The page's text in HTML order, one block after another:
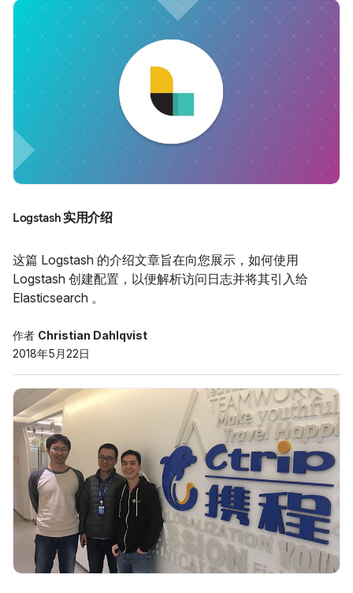
Logstash 实用介绍
这篇 Logstash 的介绍文章旨在向您展示，如何使用
Logstash 创建配置，以便解析访问日志并将其引入给
Elasticsearch 。
作者 Christian Dahlqvist
2018年5月22日